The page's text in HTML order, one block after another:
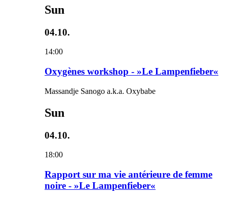
Sun
04.10.
14:00
Oxygènes workshop - »Le Lampenfieber«
Massandje Sanogo a.k.a. Oxybabe
Sun
04.10.
18:00
Rapport sur ma vie antérieure de femme
noire - »Le Lampenfieber«